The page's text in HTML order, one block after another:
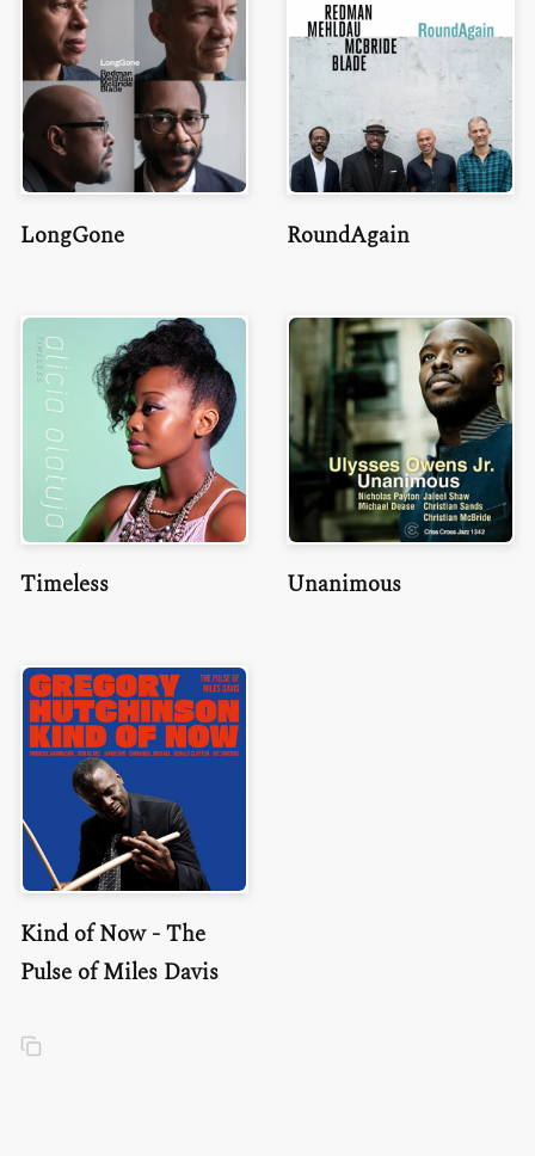
LongGone RoundAgain
Timeless Unanimous
Kind of Now - The
Pulse of Miles Davis